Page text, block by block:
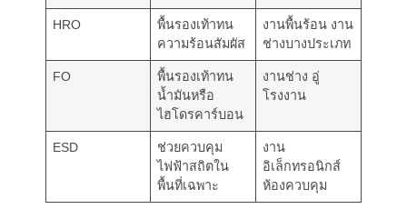
HRO
พื้นรองเท้าทน
ความร้อนสัมผัส
งานพื้นร้อน งาน
ช่างบางประเภท
FO
พื้นรองเท้าทน
น้ำมันหรือ
ไฮโดรคาร์บอน
งานช่าง อู่
โรงงาน
ESD
ช่วยควบคุม
ไฟฟ้าสถิตใน
พื้นที่เฉพาะ
งาน
อิเล็กทรอนิกส์
ห้องควบคุม